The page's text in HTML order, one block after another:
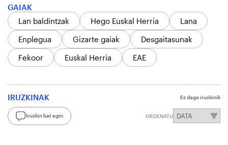
GAIAK
Lan baldintzak
Hego Euskal Herria
Lana
Enplegua
Gizarte gaiak
Desgaitasunak
Fekoor
Euskal Herria EAE
IRUZKINAK Ez dago iruzkinik
Iruzkin bat egin ORDENATU